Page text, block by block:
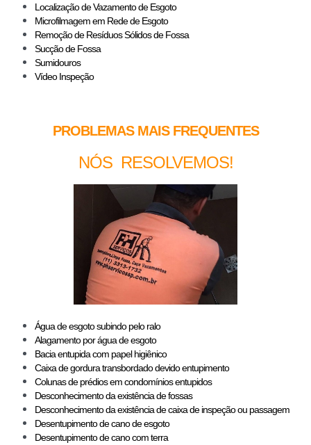
Localização de Vazamento de Esgoto
Microfilmagem em Rede de Esgoto
Remoção de Resíduos Sólidos de Fossa
Sucção de Fossa
Sumidouros
Vídeo Inspeção
PROBLEMAS MAIS FREQUENTES
NÓS RESOLVEMOS!
Água de esgoto subindo pelo ralo
Alagamento por água de esgoto
Bacia entupida com papel higiênico
Caixa de gordura transbordado devido entupimento
Colunas de prédios em condomínios entupidos
Desconhecimento da existência de fossas
Desconhecimento da existência de caixa de inspeção ou passagem
Desentupimento de cano de esgoto
Desentupimento de cano com terra